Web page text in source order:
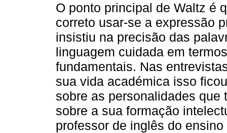
O ponto principal de Waltz é
correto usar-se a expressão
insistiu na precisão das
linguagem cuidada em
fundamentais. Nas
sua vida académica isso
sobre as personalidades
sobre a sua formação
professor de inglês do